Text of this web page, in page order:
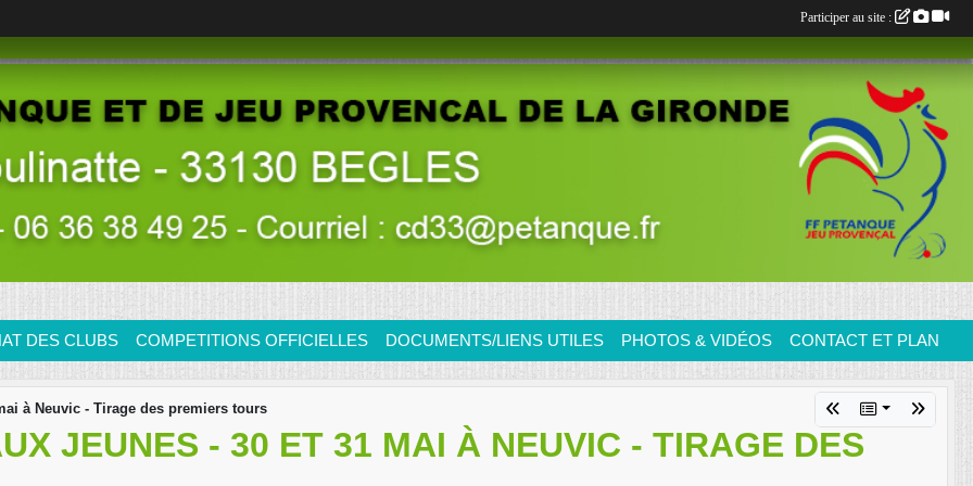
DES CLUBS COMPETITIONS OFFICIELLES DOCUMENTS/LIENS UTILES PHOTOS & VIDÉOS CONTACT ET PLAN
à Neuvic - Tirage des premiers tours
JEUNES - 30 ET 31 MAI À NEUVIC - TIRAGE DES
Participer au site :